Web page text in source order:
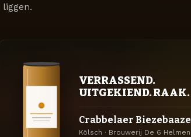
liggen.
VERRASSEND.
UITGEKIEND. RAAK.
Crabbelaer Biezebaaze
Kölsch · Brouwerij De 6 Helmen